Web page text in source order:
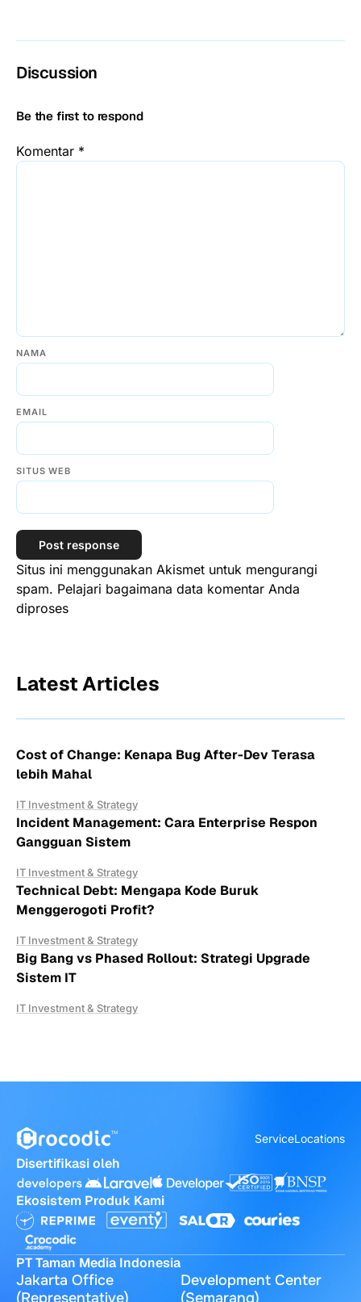
Discussion
Be the first to respond
Komentar *
NAMA
EMAIL
SITUS WEB
Situs ini menggunakan Akismet untuk mengurangi
spam. Pelajari bagaimana data komentar Anda
diproses
Latest Articles
Cost of Change: Kenapa Bug After-Dev Terasa
lebih Mahal
IT Investment & Strategy
Incident Management: Cara Enterprise Respon
Gangguan Sistem
IT Investment & Strategy
Technical Debt: Mengapa Kode Buruk
Menggerogoti Profit?
IT Investment & Strategy
Big Bang vs Phased Rollout: Strategi Upgrade
Sistem IT
IT Investment & Strategy
ServiceLocations
Disertifikasi oleh
Ekosistem Produk Kami
PT Taman Media Indonesia
Jakarta Office
(Representative)
Development Center
(Semarang)